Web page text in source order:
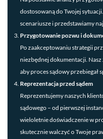
dostosowaną do Twojej
scenariusze i przedstawiamy
Przygotowanie pozwu i
Po zaakceptowaniu strategii
niezbędnej dokumentacji. Nasz
aby proces sądowy przebiegał
Reprezentacja przed sądem
Reprezentujemy naszych
sądowego – od pierwszej
wieloletnie doświadczenie w
skutecznie walczyć o Twoje